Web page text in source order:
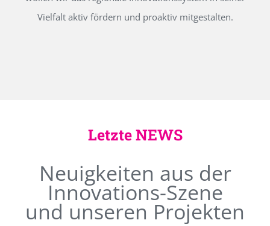
Vielfalt aktiv fördern und proaktiv mitgestalten.
Letzte NEWS
Neuigkeiten aus der
Innovations-Szene
und unseren Projekten